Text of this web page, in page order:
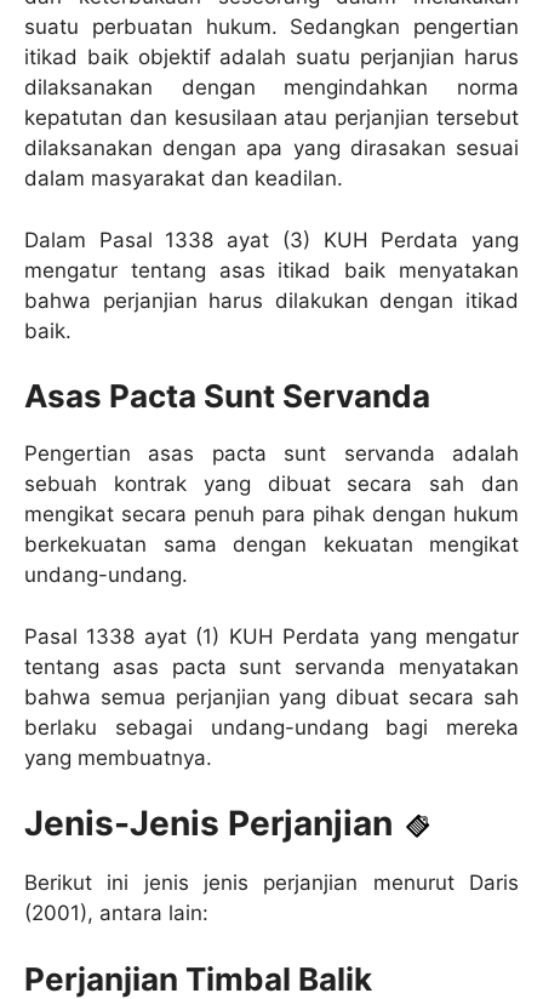
suatu perbuatan hukum. Sedangkan pengertian
itikad baik objektif adalah suatu perjanjian harus
dilaksanakan dengan mengindahkan norma
kepatutan dan kesusilaan atau perjanjian tersebut
dilaksanakan dengan apa yang dirasakan sesuai
dalam masyarakat dan keadilan.
Dalam Pasal 1338 ayat (3) KUH Perdata yang
mengatur tentang asas itikad baik menyatakan
bahwa perjanjian harus dilakukan dengan itikad
baik.
Asas Pacta Sunt Servanda
Pengertian asas pacta sunt servanda adalah
sebuah kontrak yang dibuat secara sah dan
mengikat secara penuh para pihak dengan hukum
berkekuatan sama dengan kekuatan mengikat
undang-undang.
Pasal 1338 ayat (1) KUH Perdata yang mengatur
tentang asas pacta sunt servanda menyatakan
bahwa semua perjanjian yang dibuat secara sah
berlaku sebagai undang-undang bagi mereka
yang membuatnya.
Jenis-Jenis Perjanjian
Berikut ini jenis jenis perjanjian menurut Daris
(2001), antara lain:
Perjanjian Timbal Balik